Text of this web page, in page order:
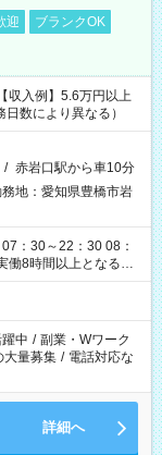
迎
ブランクOK
収入例】5.6万円以上
数により異なる）
/ 赤岩口駅から車10分
地：愛知県豊橋市岩
：30～22：30 08：
8時間以上となる勤
中 / 副業・Wワーク
大量募集 / 電話対応な
詳細へ